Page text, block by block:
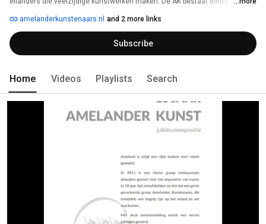
aan de Kooiweg in Buren. Kunstwerken gemaakt door de eilanders krijgen
veel aandacht en worden hoog gewaardeerd door de kunstliefhebbers.
Sinds 2020 exposeert de AK ook online met een virtuele tentoonstelling op
hun eigen website: amelanderkunstenaars.nl
amelanderkunstenaars.nl and 2 more links
Subscribe
Home Videos Playlists Search